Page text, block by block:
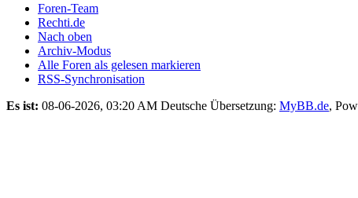
Foren-Team
Rechti.de
Nach oben
Archiv-Modus
Alle Foren als gelesen markieren
RSS-Synchronisation
Es ist: 08-06-2026, 03:20 AM Deutsche Übersetzung: MyBB.de,